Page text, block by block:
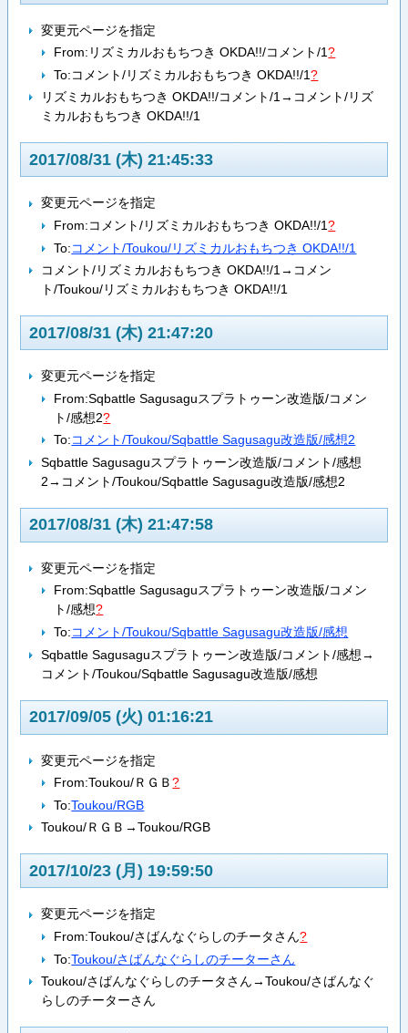
変更元ページを指定
From: リズミカルおもちつき OKDA!!/コメント/1?
To:コメント/リズミカルおもちつき OKDA!!/1?
リズミカルおもちつき OKDA!!/コメント/1→コメント/リズ
ミカルおもちつき OKDA!!/1
2017/08/31 (木) 21:45:33
変更元ページを指定
From:コメント/リズミカルおもちつき OKDA!!/1?
To:コメント/Toukou/リズミカルおもちつき OKDA!!/1
コメント/リズミカルおもちつき OKDA!!/1→コメン
ト/Toukou/リズミカルおもちつき OKDA!!/1
2017/08/31 (木) 21:47:20
変更元ページを指定
From:Sqbattle Sagusaguスプラトゥーン改造版/コメン
ト/感想2?
To:コメント/Toukou/Sqbattle Sagusagu改造版/感想2
Sqbattle Sagusaguスプラトゥーン改造版/コメント/感想
2→コメント/Toukou/Sqbattle Sagusagu改造版/感想2
2017/08/31 (木) 21:47:58
変更元ページを指定
From:Sqbattle Sagusaguスプラトゥーン改造版/コメン
ト/感想?
To:コメント/Toukou/Sqbattle Sagusagu改造版/感想
Sqbattle Sagusaguスプラトゥーン改造版/コメント/感想→
コメント/Toukou/Sqbattle Sagusagu改造版/感想
2017/09/05 (火) 01:16:21
変更元ページを指定
From:Toukou/ＲＧＢ?
To:Toukou/RGB
Toukou/ＲＧＢ→Toukou/RGB
2017/10/23 (月) 19:59:50
変更元ページを指定
From:Toukou/さばんなぐらしのチータさん?
To:Toukou/さばんなぐらしのチーターさん
Toukou/さばんなぐらしのチータさん→Toukou/さばんなぐ
らしのチーターさん